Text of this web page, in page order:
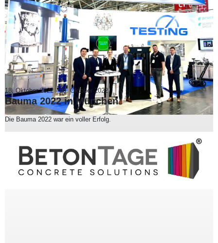
18. Oktober 2022 -30. Oktober 2022
Bauma 2022 in München
Die Bauma 2022 war ein voller Erfolg.